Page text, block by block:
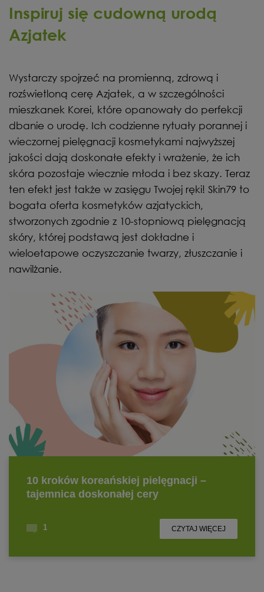
Inspiruj się cudowną urodą
Azjatek
Wystarczy spojrzeć na promienną, zdrową i
rozświetloną cerę Azjatek, a w szczególności
mieszkanek Korei, które opanowały do perfekcji
dbanie o urodę. Ich codzienne rytuały porannej i
wieczornej pielęgnacji kosmetykami najwyższej
jakości dają doskonałe efekty i wrażenie, że ich
skóra pozostaje wiecznie młoda i bez skazy. Teraz
ten efekt jest także w zasięgu Twojej ręki! Skin79 to
bogata oferta kosmetyków azjatyckich,
stworzonych zgodnie z 10-stopniową pielęgnacją
skóry, której podstawą jest dokładne i
wieloetapowe oczyszczanie twarzy, złuszczanie i
nawilżanie.